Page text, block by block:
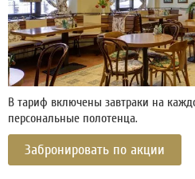
В тариф включены завтраки на
персональные полотенца.
Забронировать по акции